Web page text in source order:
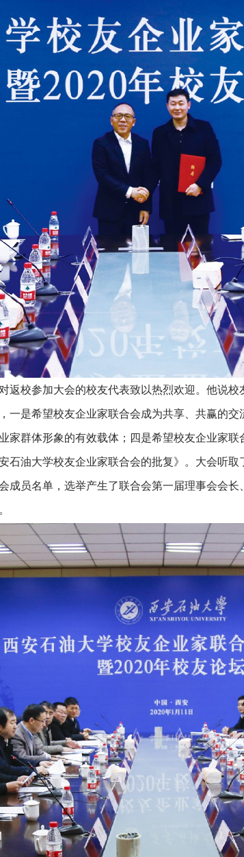
校参加大会的校友代表致以热烈欢迎。他说校
一是希望校友企业家联合会成为共享、共赢的
群体形象的有效载体；四是希望校友企业家联
石油大学校友企业家联合会的批复》。大会听
成员名单，选举产生了联合会第一届理事会会